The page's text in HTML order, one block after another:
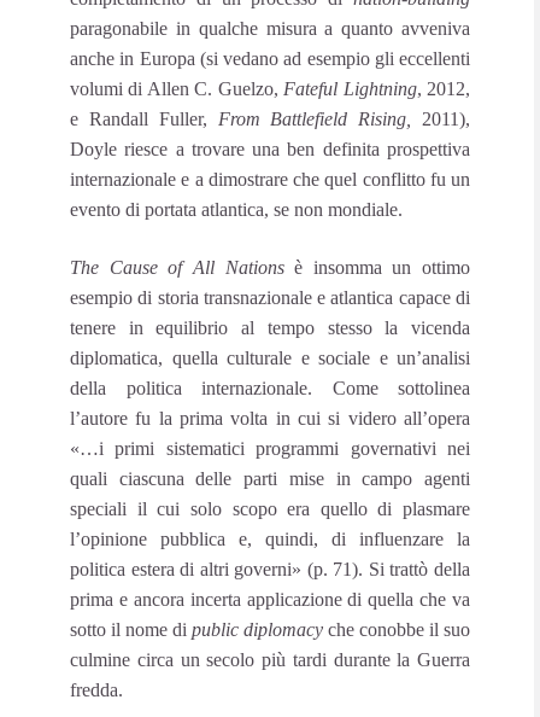
paragonabile in qualche misura a quanto avveniva
anche in Europa (si vedano ad esempio gli eccellenti
volumi di Allen C. Guelzo, Fateful Lightning, 2012,
e Randall Fuller, From Battlefield Rising, 2011),
Doyle riesce a trovare una ben definita prospettiva
internazionale e a dimostrare che quel conflitto fu un
evento di portata atlantica, se non mondiale.
The Cause of All Nationsè insomma un ottimo
esempio di storia transnazionale e atlantica capace di
tenere in equilibrio al tempo stesso la vicenda
diplomatica, quella culturale e sociale e un’analisi
della politica internazionale. Come sottolinea
l’autore fu la prima volta in cui si videro all’opera
«…i primi sistematici programmi governativi nei
quali ciascuna delle parti mise in campo agenti
speciali il cui solo scopo era quello di plasmare
l’opinione pubblica e, quindi, di influenzare la
politica estera di altri governi» (p. 71). Si trattò della
prima e ancora incerta applicazione di quella che va
sotto il nome di public diplomacy che conobbe il suo
culmine circa un secolo più tardi durante la Guerra
fredda.